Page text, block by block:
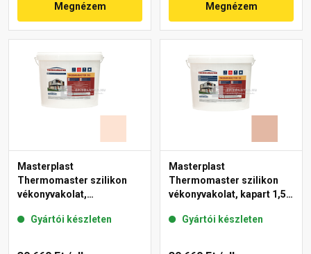
Megnézem Megnézem
Masterplast
Thermomaster szilikon
vékonyvakolat,
15-F 25 kg
Gyártói készleten
Masterplast
Thermomaster szilikon
vékonyvakolat, kapart 1,5
Gyártói készleten